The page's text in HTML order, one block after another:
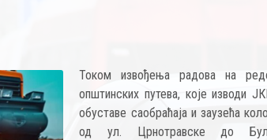
Током извођења радова на
општинских путева, које изводи
обуставе саобраћаја и заузећа
од ул. Црнотравске до